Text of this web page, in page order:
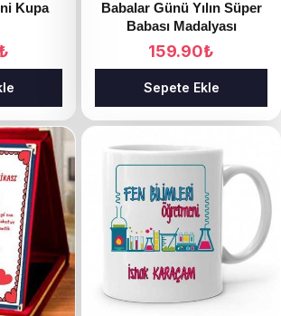
Kupa
₺
Babalar Günü Yılın Süper
Babası Madalyası
159.90₺
Sepete Ekle